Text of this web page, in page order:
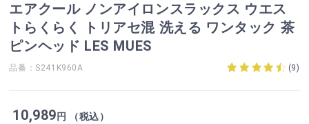
エアクール ノンアイロンスラックス ウエス
トらくらく トリアセ混 洗える ワンタック 茶
ピンヘッド LES MUES
品番：S241K960A (9)
10,989円 （税込）